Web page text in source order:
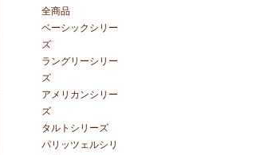
全商品
ベーシックシリー
ズ
ラングリーシリー
ズ
アメリカンシリー
ズ
タルトシリーズ
パリッツェルシリ